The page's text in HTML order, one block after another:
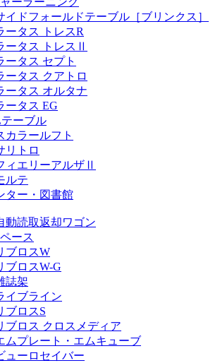
イドフォールドテーブル［ブリンクス］
ータス トレスR
ータス トレスⅡ
ータス セプト
ータス クアトロ
ータス オルタナ
ータス EG
ーブル
カラールフト
リトロ
ィエリーアルザⅡ
ルテ
ター・図書館
動読取返却ワゴン
ース
ブロスW
ブロスW-G
誌架
イブライン
ブロスS
ブロス クロスメディア
ムプレート・エムキューブ
ューロセイバー